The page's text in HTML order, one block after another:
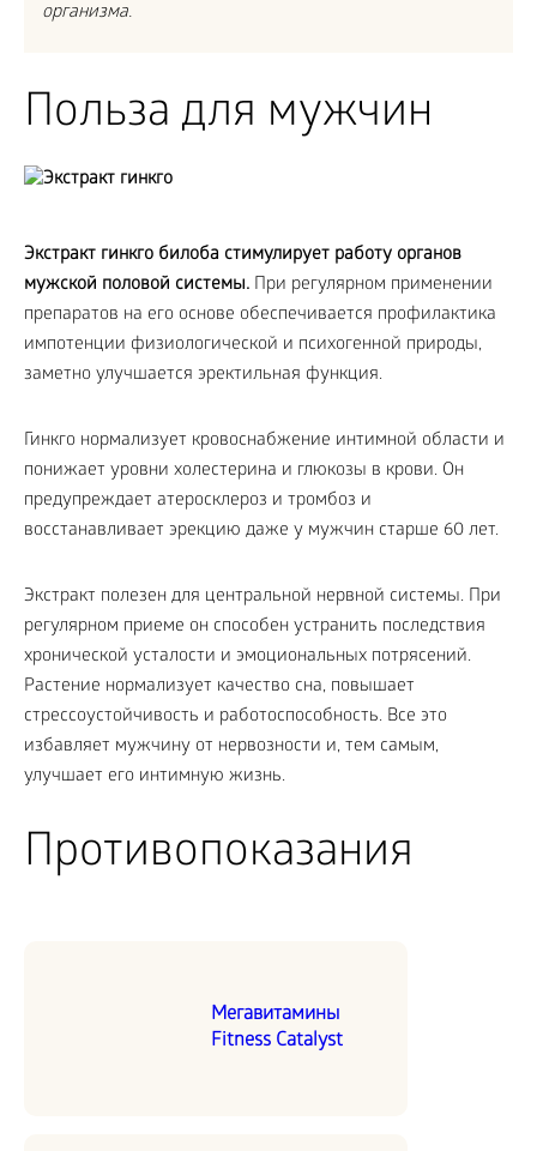
организма.
Польза для мужчин
Экстракт гинкго билоба стимулирует работу органов
мужской половой системы. При регулярном применении
препаратов на его основе обеспечивается профилактика
импотенции физиологической и психогенной природы,
заметно улучшается эректильная функция.
Гинкго нормализует кровоснабжение интимной области и
понижает уровни холестерина и глюкозы в крови. Он
предупреждает атеросклероз и тромбоз и
восстанавливает эрекцию даже у мужчин старше 60 лет.
Экстракт полезен для центральной нервной системы. При
регулярном приеме он способен устранить последствия
хронической усталости и эмоциональных потрясений.
Растение нормализует качество сна, повышает
стрессоустойчивость и работоспособность. Все это
избавляет мужчину от нервозности и, тем самым,
улучшает его интимную жизнь.
Противопоказания
Мегавитамины
Fitness Catalyst